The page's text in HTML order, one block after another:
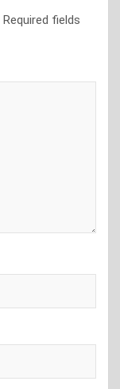
Required fields